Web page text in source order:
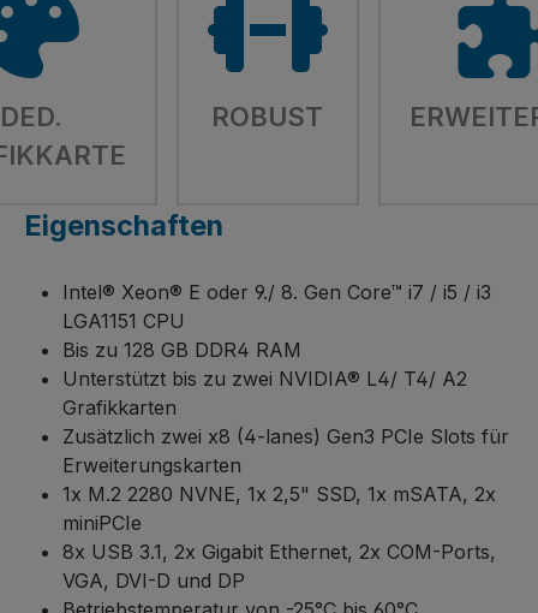
DED.
ROBUST
Eigenschaften
Intel® Xeon® E oder 9./ 8. Gen Core™ i7 / i5 / i3
LGA1151 CPU
Bis zu 128 GB DDR4 RAM
Unterstützt bis zu zwei NVIDIA® L4/ T4/ A2
Grafikkarten
Zusätzlich zwei x8 (4-lanes) Gen3 PCIe Slots für
Erweiterungskarten
1x M.2 2280 NVNE, 1x 2,5" SSD, 1x mSATA, 2x
miniPCIe
8x USB 3.1, 2x Gigabit Ethernet, 2x COM-Ports,
VGA, DVI-D und DP